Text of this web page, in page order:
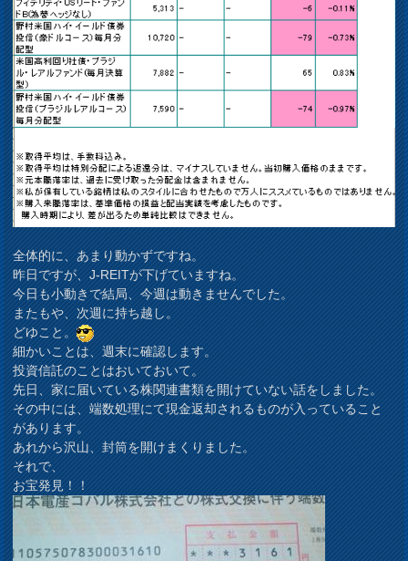
全体的に、あまり動かずですね。
昨日ですが、J-REITが下げていますね。
今日も小動きで結局、今週は動きませんでした。
またもや、次週に持ち越し。
どゆこと。
細かいことは、週末に確認します。
投資信託のことはおいておいて。
先日、家に届いている株関連書類を開けていない話をしました。
その中には、端数処理にて現金返却されるものが入っていること
があります。
あれから沢山、封筒を開けまくりました。
それで、
お宝発見！！